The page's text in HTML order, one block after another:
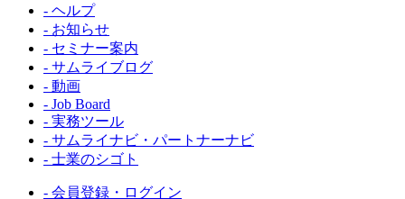
- ヘルプ
- お知らせ
- セミナー案内
- サムライブログ
- 動画
- Job Board
- 実務ツール
- サムライナビ・パートナーナビ
- 士業のシゴト
- 会員登録・ログイン